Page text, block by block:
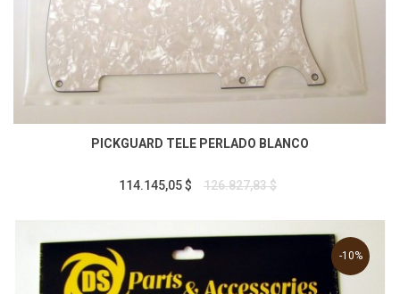
PICKGUARD TELE PERLADO BLANCO
114.145,05 $ 126.827,83 $
-10%